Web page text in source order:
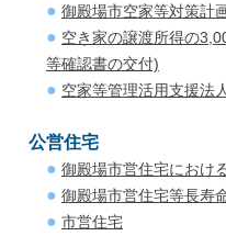
御殿場市空家等対策計
空き家の譲渡所得の
等確認書の交付)
空家等管理活用支援法
公営住宅
御殿場市営住宅におけ
御殿場市営住宅等長寿
市営住宅